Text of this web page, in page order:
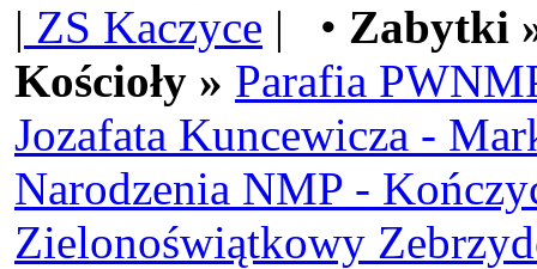
| ZS Kaczyce | • Zabytki
Kościoły » Parafia
Jozafata Kuncewicza -
Narodzenia NMP -
Zielonoświątkowy